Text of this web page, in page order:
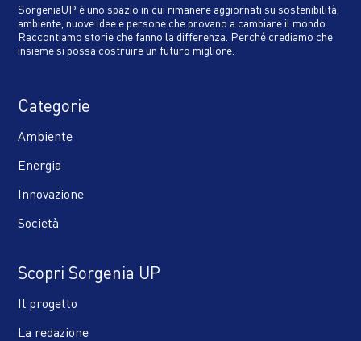
SorgeniaUP è uno spazio in cui rimanere aggiornati su sostenibilità,
ambiente, nuove idee e persone che provano a cambiare il mondo.
Raccontiamo storie che fanno la differenza. Perché crediamo che
insieme si possa costruire un futuro migliore.
Categorie
Ambiente
Energia
Innovazione
Società
Scopri Sorgenia UP
Il progetto
La redazione